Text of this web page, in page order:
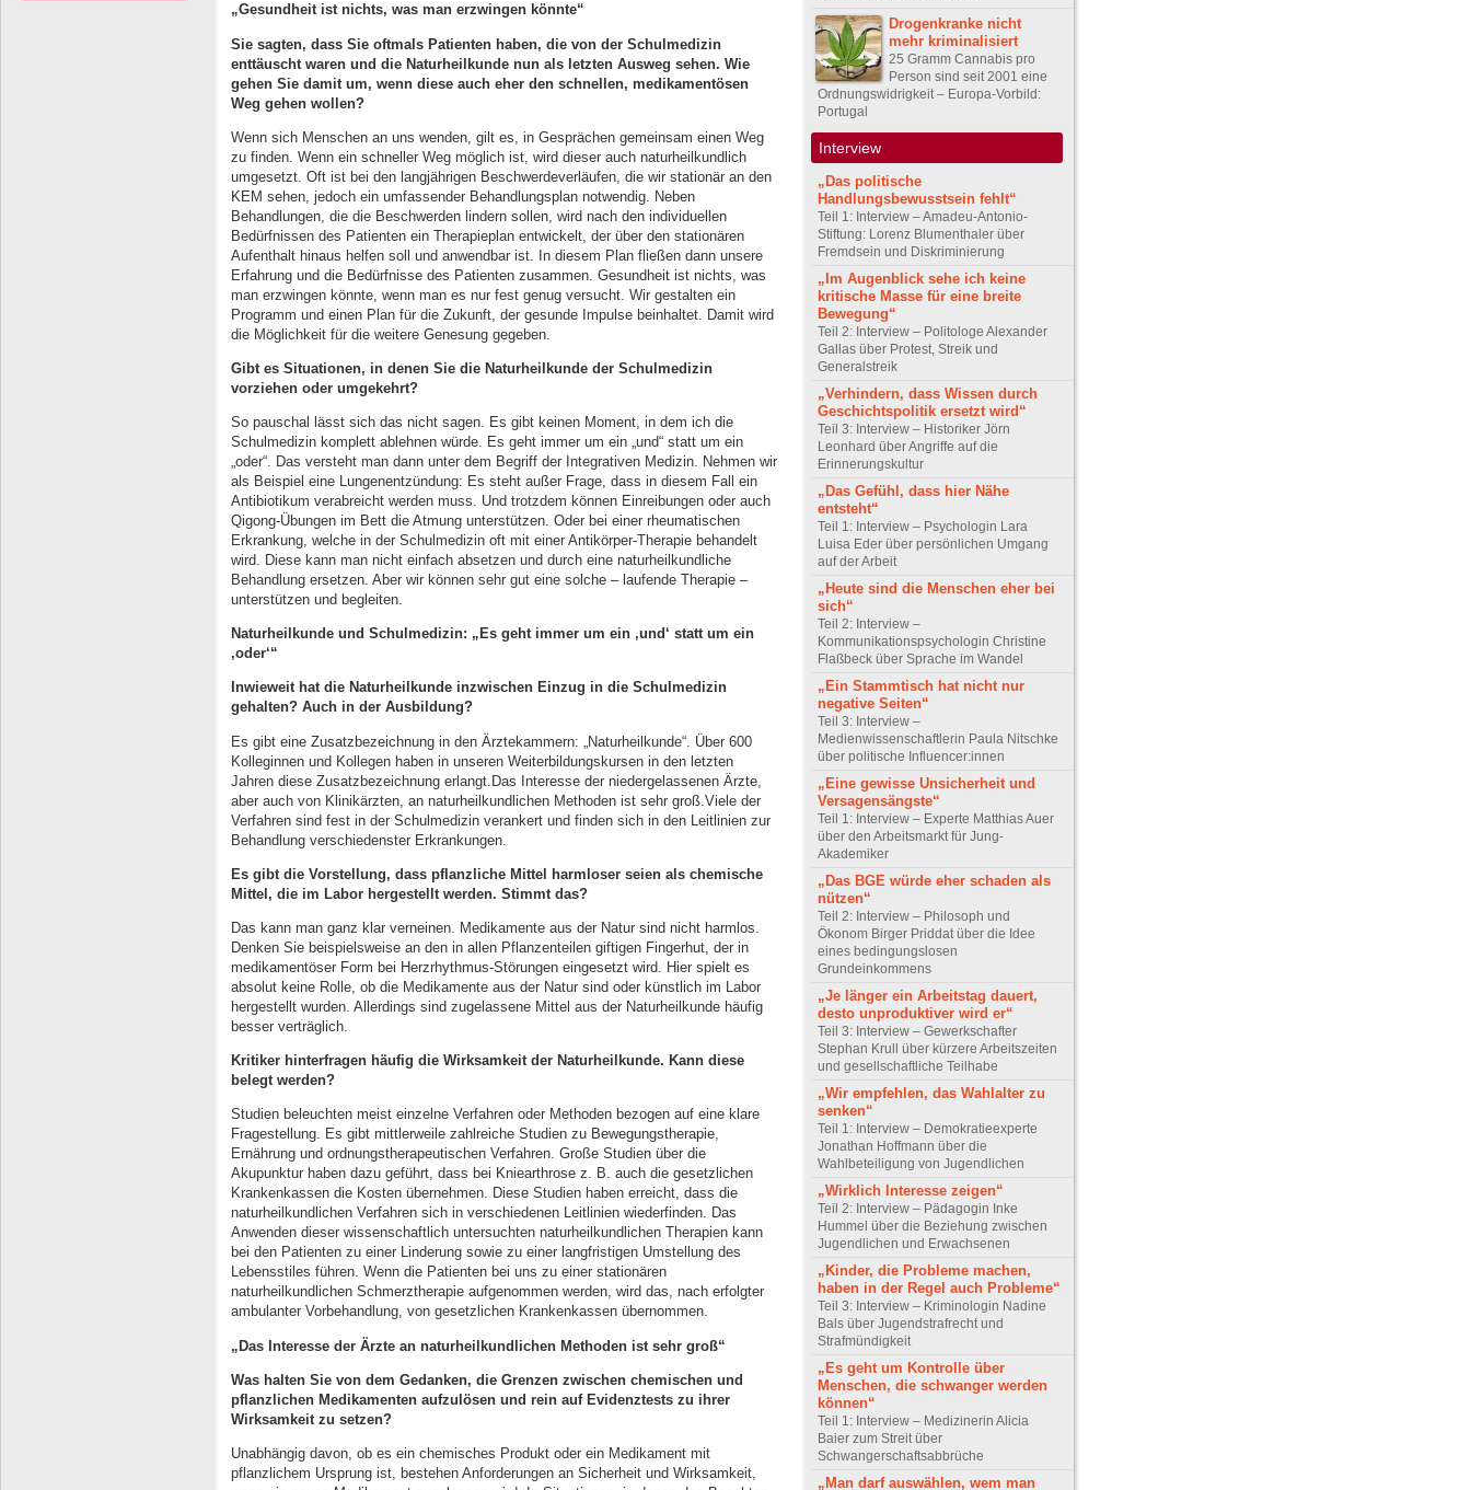
„Gesundheit ist nichts, was man erzwingen könnte“
Sie sagten, dass Sie oftmals Patienten haben, die von der Schulmedizin
enttäuscht waren und die Naturheilkunde nun als letzten Ausweg sehen. Wie
gehen Sie damit um, wenn diese auch eher den schnellen, medikamentösen
Weg gehen wollen?
Wenn sich Menschen an uns wenden, gilt es, in Gesprächen gemeinsam einen Weg
zu finden. Wenn ein schneller Weg möglich ist, wird dieser auch naturheilkundlich
umgesetzt. Oft ist bei den langjährigen Beschwerdeverläufen, die wir stationär an den
KEM sehen, jedoch ein umfassender Behandlungsplan notwendig. Neben
Behandlungen, die die Beschwerden lindern sollen, wird nach den individuellen
Bedürfnissen des Patienten ein Therapieplan entwickelt, der über den stationären
Aufenthalt hinaus helfen soll und anwendbar ist. In diesem Plan fließen dann unsere
Erfahrung und die Bedürfnisse des Patienten zusammen. Gesundheit ist nichts, was
man erzwingen könnte, wenn man es nur fest genug versucht. Wir gestalten ein
Programm und einen Plan für die Zukunft, der gesunde Impulse beinhaltet. Damit wird
die Möglichkeit für die weitere Genesung gegeben.
Gibt es Situationen, in denen Sie die Naturheilkunde der Schulmedizin
vorziehen oder umgekehrt?
So pauschal lässt sich das nicht sagen. Es gibt keinen Moment, in dem ich die
Schulmedizin komplett ablehnen würde. Es geht immer um ein „und“ statt um ein
„oder“. Das versteht man dann unter dem Begriff der Integrativen Medizin. Nehmen wir
als Beispiel eine Lungenentzündung: Es steht außer Frage, dass in diesem Fall ein
Antibiotikum verabreicht werden muss. Und trotzdem können Einreibungen oder auch
Qigong-Übungen im Bett die Atmung unterstützen. Oder bei einer rheumatischen
Erkrankung, welche in der Schulmedizin oft mit einer Antikörper-Therapie behandelt
wird. Diese kann man nicht einfach absetzen und durch eine naturheilkundliche
Behandlung ersetzen. Aber wir können sehr gut eine solche – laufende Therapie –
unterstützen und begleiten.
Naturheilkunde und Schulmedizin: „Es geht immer um ein ‚und‘ statt um ein
‚oder‘“
Inwieweit hat die Naturheilkunde inzwischen Einzug in die Schulmedizin
gehalten? Auch in der Ausbildung?
Es gibt eine Zusatzbezeichnung in den Ärztekammern: „Naturheilkunde“. Über 600
Kolleginnen und Kollegen haben in unseren Weiterbildungskursen in den letzten
Jahren diese Zusatzbezeichnung erlangt.Das Interesse der niedergelassenen Ärzte,
aber auch von Klinikärzten, an naturheilkundlichen Methoden ist sehr groß.Viele der
Verfahren sind fest in der Schulmedizin verankert und finden sich in den Leitlinien zur
Behandlung verschiedenster Erkrankungen.
Es gibt die Vorstellung, dass pflanzliche Mittel harmloser seien als chemische
Mittel, die im Labor hergestellt werden. Stimmt das?
Das kann man ganz klar verneinen. Medikamente aus der Natur sind nicht harmlos.
Denken Sie beispielsweise an den in allen Pflanzenteilen giftigen Fingerhut, der in
medikamentöser Form bei Herzrhythmus-Störungen eingesetzt wird. Hier spielt es
absolut keine Rolle, ob die Medikamente aus der Natur sind oder künstlich im Labor
hergestellt wurden. Allerdings sind zugelassene Mittel aus der Naturheilkunde häufig
besser verträglich.
Kritiker hinterfragen häufig die Wirksamkeit der Naturheilkunde. Kann diese
belegt werden?
Studien beleuchten meist einzelne Verfahren oder Methoden bezogen auf eine klare
Fragestellung. Es gibt mittlerweile zahlreiche Studien zu Bewegungstherapie,
Ernährung und ordnungstherapeutischen Verfahren. Große Studien über die
Akupunktur haben dazu geführt, dass bei Kniearthrose z. B. auch die gesetzlichen
Krankenkassen die Kosten übernehmen. Diese Studien haben erreicht, dass die
naturheilkundlichen Verfahren sich in verschiedenen Leitlinien wiederfinden. Das
Anwenden dieser wissenschaftlich untersuchten naturheilkundlichen Therapien kann
bei den Patienten zu einer Linderung sowie zu einer langfristigen Umstellung des
Lebensstiles führen. Wenn die Patienten bei uns zu einer stationären
naturheilkundlichen Schmerztherapie aufgenommen werden, wird das, nach erfolgter
ambulanter Vorbehandlung, von gesetzlichen Krankenkassen übernommen.
„Das Interesse der Ärzte an naturheilkundlichen Methoden ist sehr groß“
Was halten Sie von dem Gedanken, die Grenzen zwischen chemischen und
pflanzlichen Medikamenten aufzulösen und rein auf Evidenztests zu ihrer
Wirksamkeit zu setzen?
Unabhängig davon, ob es ein chemisches Produkt oder ein Medikament mit
pflanzlichem Ursprung ist, bestehen Anforderungen an Sicherheit und Wirksamkeit,
Drogenkranke nicht
mehr kriminalisiert
25 Gramm Cannabis pro
Person sind seit 2001 eine
Ordnungswidrigkeit – Europa-Vorbild:
Portugal
Interview
„Das politische
Handlungsbewusstsein fehlt“
Teil 1: Interview – Amadeu-Antonio-
Stiftung: Lorenz Blumenthaler über
Fremdsein und Diskriminierung
„Im Augenblick sehe ich keine
kritische Masse für eine breite
Bewegung“
Teil 2: Interview – Politologe Alexander
Gallas über Protest, Streik und
Generalstreik
„Verhindern, dass Wissen durch
Geschichtspolitik ersetzt wird“
Teil 3: Interview – Historiker Jörn
Leonhard über Angriffe auf die
Erinnerungskultur
„Das Gefühl, dass hier Nähe
entsteht“
Teil 1: Interview – Psychologin Lara
Luisa Eder über persönlichen Umgang
auf der Arbeit
„Heute sind die Menschen eher bei
sich“
Teil 2: Interview –
Kommunikationspsychologin Christine
Flaßbeck über Sprache im Wandel
„Ein Stammtisch hat nicht nur
negative Seiten“
Teil 3: Interview –
Medienwissenschaftlerin Paula Nitschke
über politische Influencer:innen
„Eine gewisse Unsicherheit und
Versagensängste“
Teil 1: Interview – Experte Matthias Auer
über den Arbeitsmarkt für Jung-
Akademiker
„Das BGE würde eher schaden als
nützen“
Teil 2: Interview – Philosoph und
Ökonom Birger Priddat über die Idee
eines bedingungslosen
Grundeinkommens
„Je länger ein Arbeitstag dauert,
desto unproduktiver wird er“
Teil 3: Interview – Gewerkschafter
Stephan Krull über kürzere Arbeitszeiten
und gesellschaftliche Teilhabe
„Wir empfehlen, das Wahlalter zu
senken“
Teil 1: Interview – Demokratieexperte
Jonathan Hoffmann über die
Wahlbeteiligung von Jugendlichen
„Wirklich Interesse zeigen“
Teil 2: Interview – Pädagogin Inke
Hummel über die Beziehung zwischen
Jugendlichen und Erwachsenen
„Kinder, die Probleme machen,
haben in der Regel auch Probleme“
Teil 3: Interview – Kriminologin Nadine
Bals über Jugendstrafrecht und
Strafmündigkeit
„Es geht um Kontrolle über
Menschen, die schwanger werden
können“
Teil 1: Interview – Medizinerin Alicia
Baier zum Streit über
Schwangerschaftsabbrüche
„Man darf auswählen, wem man